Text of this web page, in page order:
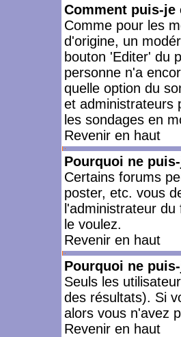
Comment puis-je
Comme pour les
d'origine, un
bouton 'Editer' du
personne n'a
quelle option du
et administrateurs
les sondages en
Revenir en haut
Pourquoi ne
Certains forums
poster, etc. vous
l'administrateur
le voulez.
Revenir en haut
Pourquoi ne
Seuls les
des résultats). Si
alors vous n'avez
Revenir en haut